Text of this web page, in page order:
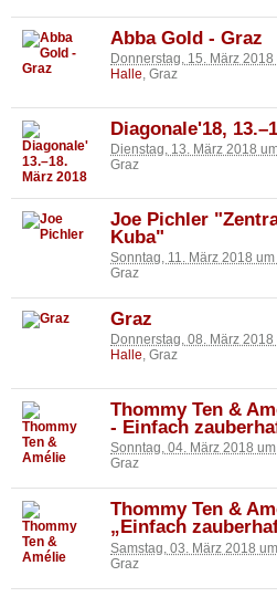
Abba Gold - Graz
Donnerstag, 15. März
Halle, Graz
Diagonale'18,
Dienstag, 13. März 2018
Graz
Joe Pichler
Kuba"
Sonntag, 11. März 2018
Graz
Graz
Donnerstag, 08. März
Halle, Graz
Thommy Ten &
- Einfach
Sonntag, 04. März 2018
Graz
Thommy Ten &
„Einfach
Samstag, 03. März 2018
Graz